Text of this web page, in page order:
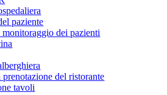
paziente
dei pazienti
prenotazione del ristorante
tavoli